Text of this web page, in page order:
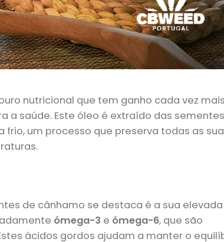
nutricional que tem ganho cada vez mais
a saúde. Este óleo é extraído das
um processo que preserva todas as
de cânhamo se destaca é a sua elevada
ómega-3 e ómega-6, que são
ácidos gordos ajudam a manter o